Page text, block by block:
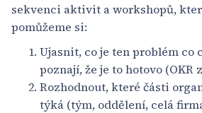
sekvenci aktivit a workshopů,
pomůžeme si:
Ujasnit, co je ten problém co
poznají, že je to hotovo (OKR
Rozhodnout, které části
týká (tým, oddělení, celá